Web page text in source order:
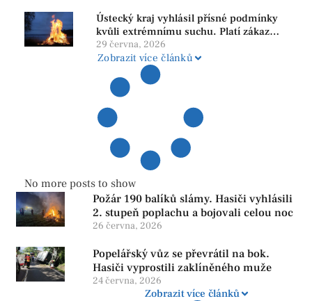
Ústecký kraj vyhlásil přísné podmínky
kvůli extrémnímu suchu. Platí zákaz
ohňů i pyrotechniky
29 června, 2026
Zobrazit více článků
No more posts to show
Požár 190 balíků slámy. Hasiči vyhlásili
2. stupeň poplachu a bojovali celou noc
26 června, 2026
Popelářský vůz se převrátil na bok.
Hasiči vyprostili zaklíněného muže
24 června, 2026
Zobrazit více článků